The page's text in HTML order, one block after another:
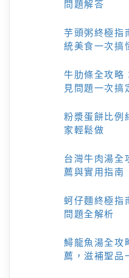
問題解答
芋頭粥終極指
統美食一次搞
牛肋條全攻略
見問題一次搞
粉漿蛋餅比例
家輕鬆做
台灣牛肉湯全
薦與實用指南
蚵仔麵終極指
問題全解析
鱘龍魚湯全攻
薦，滋補聖品